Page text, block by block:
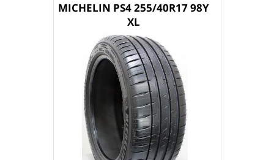
MICHELIN PS4 255/40R17 98Y
XL